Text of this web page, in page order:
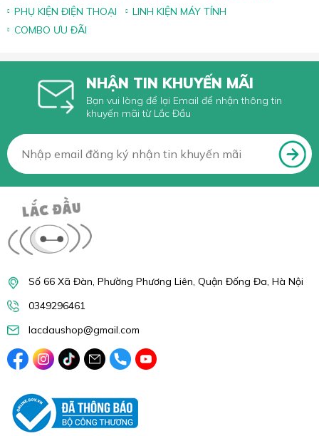
PHỤ KIỆN ĐIỆN THOẠI
LINH KIỆN MÁY TÍNH
COMBO ƯU ĐÃI
NHẬN TIN KHUYẾN MÃI
Bạn vui lòng để lại Email để nhận thông tin
khuyến mãi từ Lắc Đầu
Số 66 Xã Đàn, Phường Phương Liên, Quận Đống Đa, Hà Nội
0349296461
lacdaushop@gmail.com